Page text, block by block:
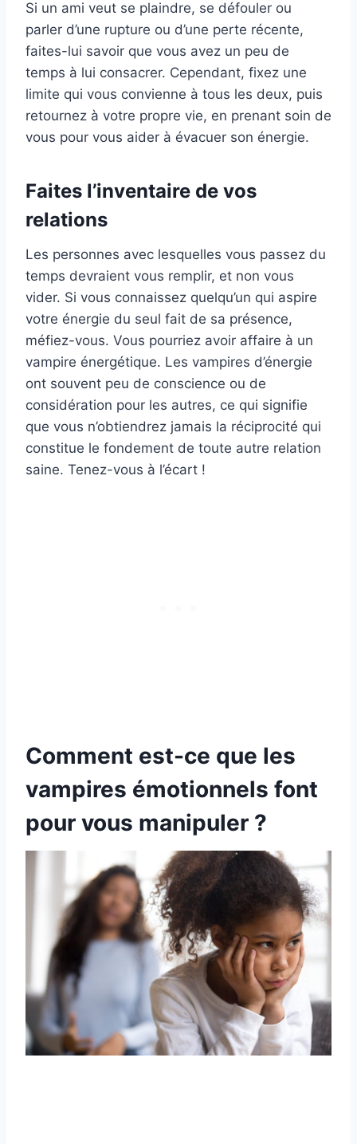
Si un ami veut se plaindre, se défouler ou
parler d’une rupture ou d’une perte récente,
faites-lui savoir que vous avez un peu de
temps à lui consacrer. Cependant, fixez une
limite qui vous convienne à tous les deux, puis
retournez à votre propre vie, en prenant soin de
vous pour vous aider à évacuer son énergie.
Faites l’inventaire de vos
relations
Les personnes avec lesquelles vous passez du
temps devraient vous remplir, et non vous
vider. Si vous connaissez quelqu’un qui aspire
votre énergie du seul fait de sa présence,
méfiez-vous. Vous pourriez avoir affaire à un
vampire énergétique. Les vampires d’énergie
ont souvent peu de conscience ou de
considération pour les autres, ce qui signifie
que vous n’obtiendrez jamais la réciprocité qui
constitue le fondement de toute autre relation
saine. Tenez-vous à l’écart !
Comment est-ce que les
vampires émotionnels font
pour vous manipuler ?